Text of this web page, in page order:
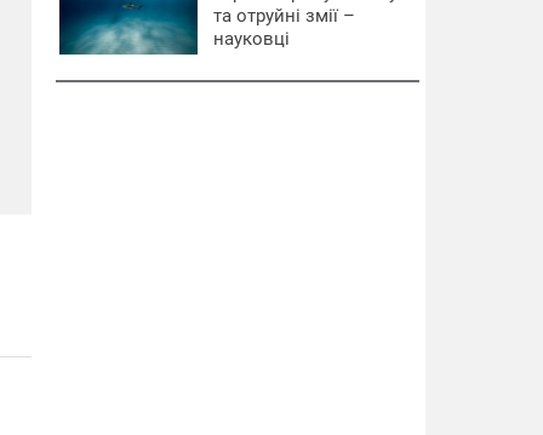
та отруйні змії –
науковці